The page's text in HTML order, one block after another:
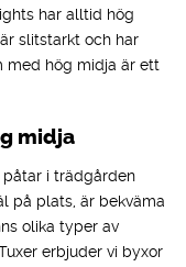
har alltid hög
slitstarkt och har
med hög midja är ett
midja
påtar i trädgården
på plats, är bekväma
olika typer av
erbjuder vi byxor